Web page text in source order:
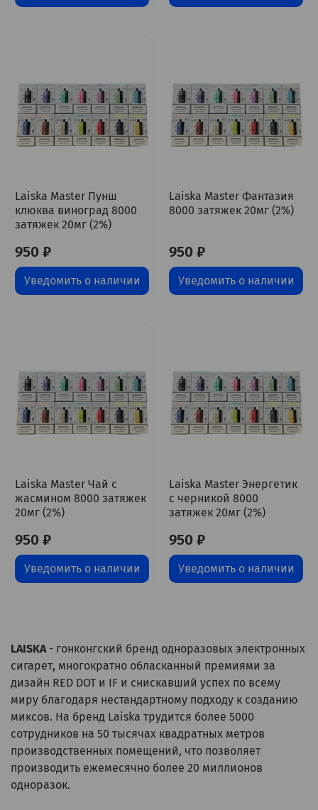
Laiska Master Пунш
клюква виноград 8000
затяжек 20мг (2%)
950 ₽
Уведомить о наличии
Laiska Master Фантазия
8000 затяжек 20мг (2%)
950 ₽
Уведомить о наличии
Laiska Master Чай с
жасмином 8000 затяжек
20мг (2%)
950 ₽
Уведомить о наличии
Laiska Master Энергетик
с черникой 8000
затяжек 20мг (2%)
950 ₽
Уведомить о наличии
LAISKA- гонконгский бренд одноразовых электронных
сигарет, многократно обласканный премиями за
дизайн RED DOT и IF и снискавший успех по всему
миру благодаря нестандартному подходу к созданию
миксов. На бренд Laiska трудится более 5000
сотрудников на 50 тысячах квадратных метров
производственных помещений, что позволяет
производить ежемесячно более 20 миллионов
одноразок.